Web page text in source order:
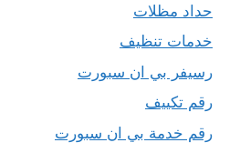
حداد مظلات
خدمات تنظيف
رسيفر بي ان سبورت
رقم تكييف
رقم خدمة بي ان سبورت